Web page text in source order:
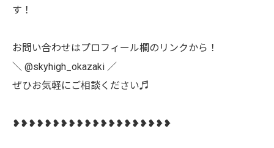
す！
お問い合わせはプロフィール欄のリンクから！
＼ @skyhigh_okazaki ／
ぜひお気軽にご相談ください♬
❥❥❥❥❥❥❥❥❥❥❥❥❥❥❥❥❥❥❥❥